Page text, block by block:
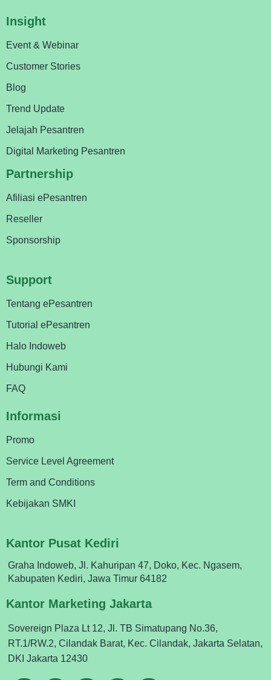
Insight
Event & Webinar
Customer Stories
Blog
Trend Update
Jelajah Pesantren
Digital Marketing Pesantren
Partnership
Afiliasi ePesantren
Reseller
Sponsorship
Support
Tentang ePesantren
Tutorial ePesantren
Halo Indoweb
Hubungi Kami
FAQ
Informasi
Promo
Service Level Agreement
Term and Conditions
Kebijakan SMKI
Kantor Pusat Kediri
Graha Indoweb, Jl. Kahuripan 47, Doko, Kec. Ngasem,
Kabupaten Kediri, Jawa Timur 64182
Kantor Marketing Jakarta
Sovereign Plaza Lt 12, Jl. TB Simatupang No.36,
RT.1/RW.2, Cilandak Barat, Kec. Cilandak, Jakarta Selatan,
DKI Jakarta 12430